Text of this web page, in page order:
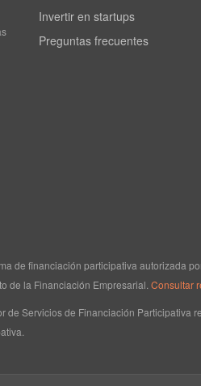
Invertir en startups
Preguntas frecuentes
de financiación participativa autorizada
de la Financiación Empresarial. Consultar
de Servicios de Financiación Participativa